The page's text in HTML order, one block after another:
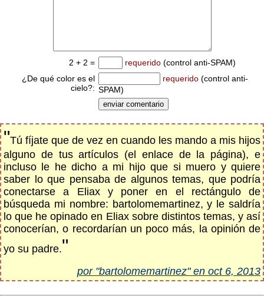
2 + 2 = requerido (control anti-SPAM)
¿De qué color es el
cielo?:
requerido (control anti-
SPAM)
"Tú fíjate que de vez en cuando les mando a mis hijos
alguno de tus artículos (el enlace de la página), e
incluso le he dicho a mi hijo que si muero y quiere
saber lo que pensaba de algunos temas, que podría
conectarse a Eliax y poner en el rectángulo de
búsqueda mi nombre: bartolomemartinez, y le saldría
lo que he opinado en Eliax sobre distintos temas, y así
conocerían, o recordarían un poco más, la opinión de
yo su padre."
por "bartolomemartinez" en oct 6, 2013